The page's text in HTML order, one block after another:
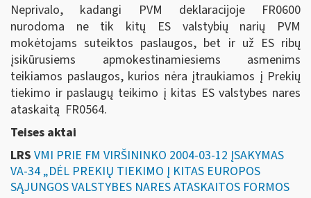
Neprivalo, kadangi PVM deklaracijoje FR0600
nurodoma ne tik kitų ES valstybių narių PVM
mokėtojams suteiktos paslaugos, bet ir už ES ribų
įsikūrusiems apmokestinamiesiems asmenims
teikiamos paslaugos, kurios nėra įtraukiamos į Prekių
tiekimo ir paslaugų teikimo į kitas ES valstybes nares
ataskaitą FR0564.
Teises aktai
LRS VMI PRIE FM VIRŠININKO 2004-03-12 ĮSAKYMAS
VA-34 „DĖL PREKIŲ TIEKIMO Į KITAS EUROPOS
SĄJUNGOS VALSTYBES NARES ATASKAITOS FORMOS